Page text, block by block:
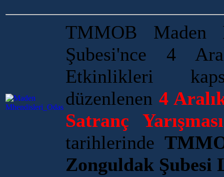
TMMOB Maden
Şubesi'nce 4
Etkinlikleri
düzenlenen 4
Satranç Yarışması
tarihlerinde
Zonguldak Şubesi